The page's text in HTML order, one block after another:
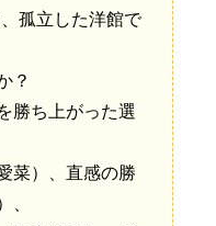
孤立した洋館で
？
勝ち上がった選
菜）、直感の勝
、